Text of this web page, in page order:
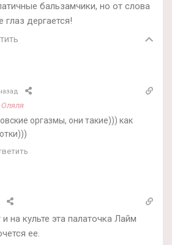
бальзамчики, но от слова
глаз дергается!
Оляля
оргазмы, они такие))) как
на культе эта палаточка Лайм
ее.